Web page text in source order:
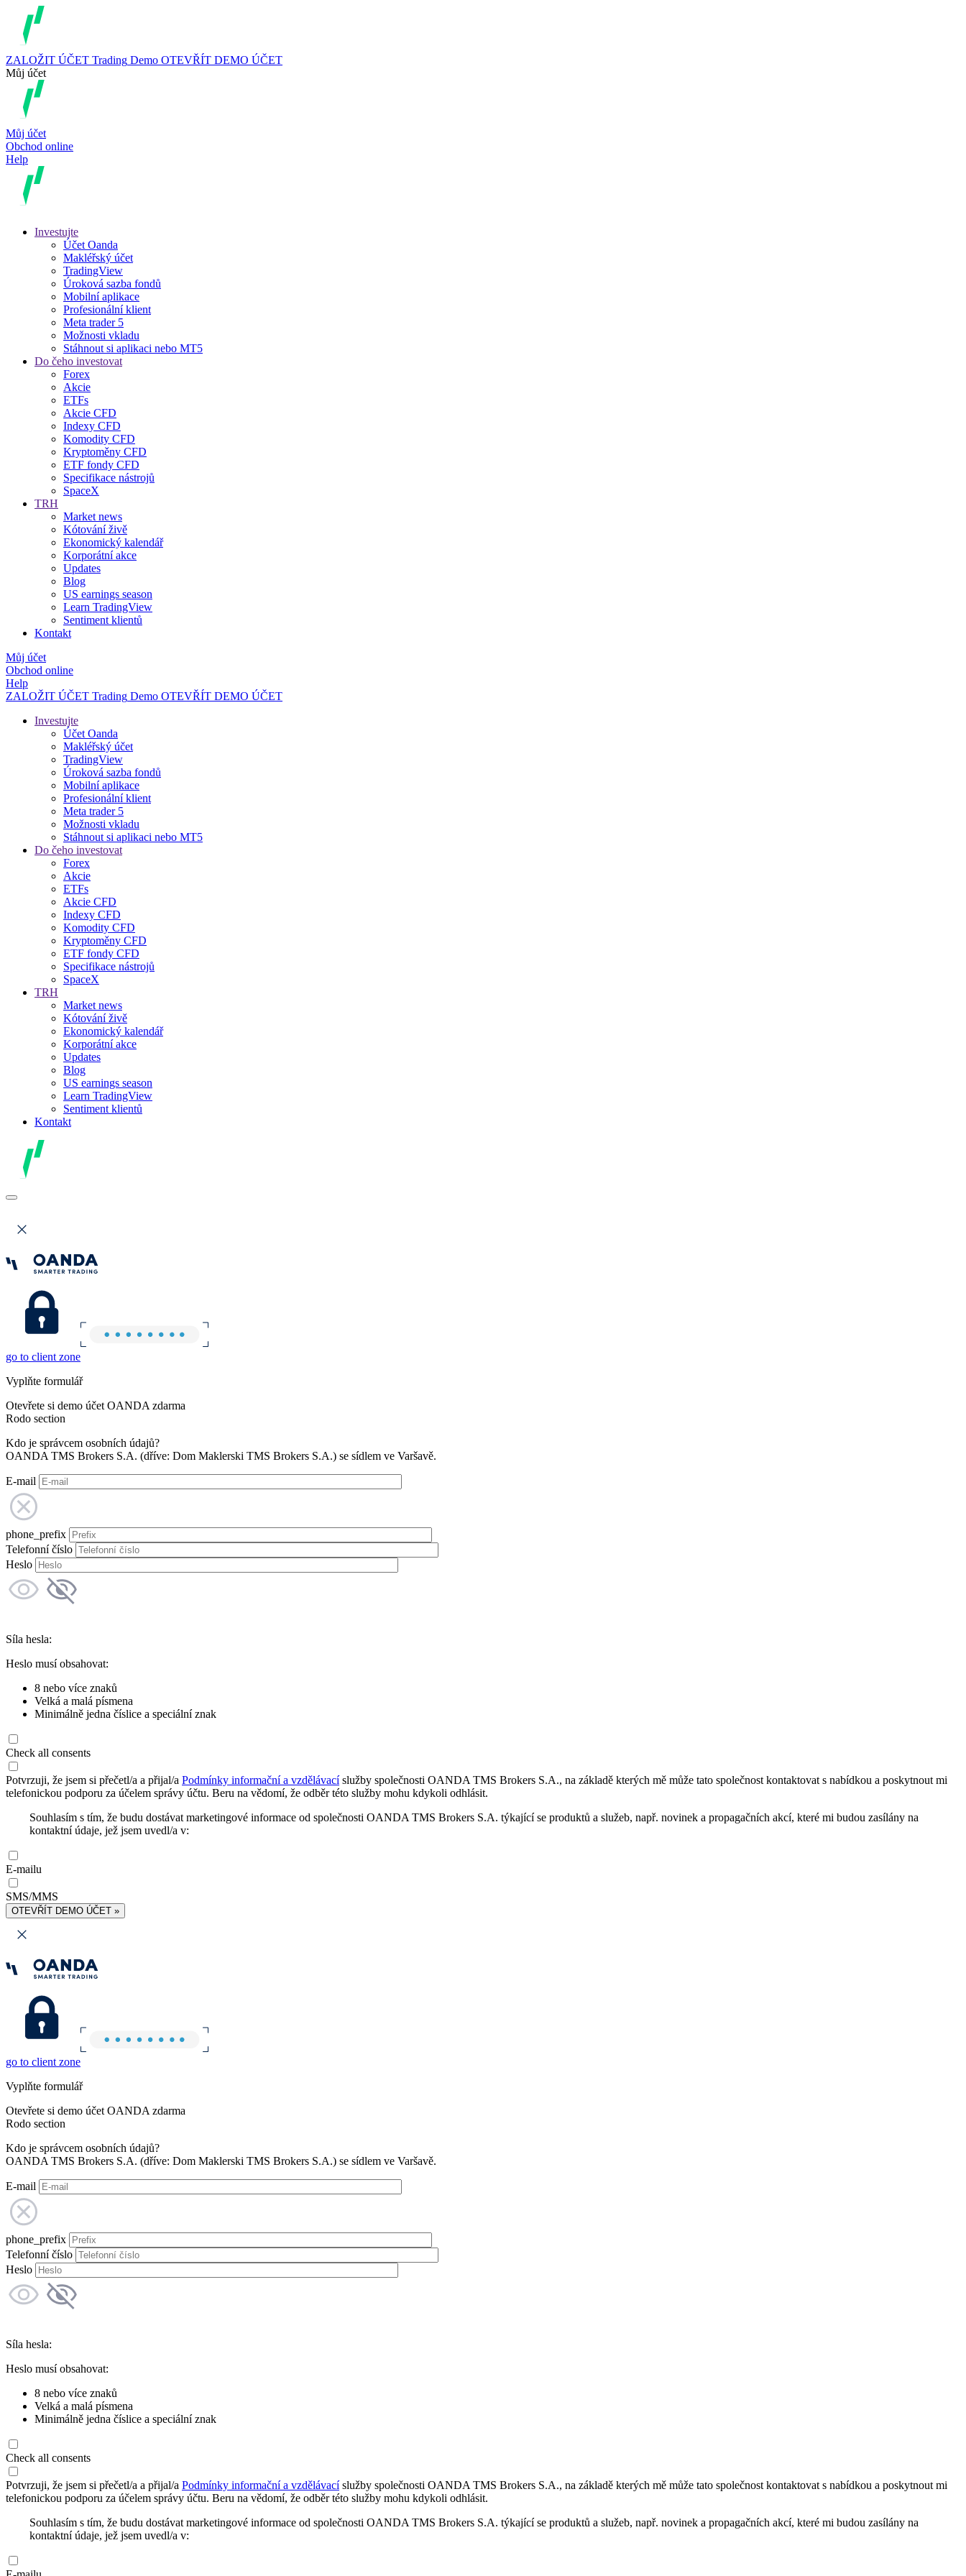
ZALOŽIT ÚČET Trading Demo OTEVŘÍT DEMO ÚČET
Můj účet
Můj účet
Obchod online
Help
Investujte
Účet Oanda
Makléřský účet
TradingView
Úroková sazba fondů
Mobilní aplikace
Profesionální klient
Meta trader 5
Možnosti vkladu
Stáhnout si aplikaci nebo MT5
Do čeho investovat
Forex
Akcie
ETFs
Akcie CFD
Indexy CFD
Komodity CFD
Kryptoměny CFD
ETF fondy CFD
Specifikace nástrojů
SpaceX
TRH
Market news
Kótování živě
Ekonomický kalendář
Korporátní akce
Updates
Blog
US earnings season
Learn TradingView
Sentiment klientů
Kontakt
Můj účet
Obchod online
Help
ZALOŽIT ÚČET Trading Demo OTEVŘÍT DEMO ÚČET
Investujte
Účet Oanda
Makléřský účet
TradingView
Úroková sazba fondů
Mobilní aplikace
Profesionální klient
Meta trader 5
Možnosti vkladu
Stáhnout si aplikaci nebo MT5
Do čeho investovat
Forex
Akcie
ETFs
Akcie CFD
Indexy CFD
Komodity CFD
Kryptoměny CFD
ETF fondy CFD
Specifikace nástrojů
SpaceX
TRH
Market news
Kótování živě
Ekonomický kalendář
Korporátní akce
Updates
Blog
US earnings season
Learn TradingView
Sentiment klientů
Kontakt
go to client zone
Vyplňte formulář
Otevřete si demo účet OANDA zdarma
Rodo section
Kdo je správcem osobních údajů?
OANDA TMS Brokers S.A. (dříve: Dom Maklerski TMS Brokers S.A.) se sídlem ve Varšavě.
E-mail
phone_prefix
Telefonní číslo
Heslo
Síla hesla:
Heslo musí obsahovat:
8 nebo více znaků
Velká a malá písmena
Minimálně jedna číslice a speciální znak
Check all consents
Potvrzuji, že jsem si přečetl/a a přijal/a Podmínky informační a vzdělávacíslužby společnosti OANDA TMS Brokers S.A., na základě kterých mě může tato společnost kontaktovat s nabídkou a poskytnout mi
telefonickou podporu za účelem správy účtu. Beru na vědomí, že odběr této služby mohu kdykoli odhlásit.
Souhlasím s tím, že budu dostávat marketingové informace od společnosti OANDA TMS Brokers S.A. týkající se produktů a služeb, např. novinek a propagačních akcí, které mi budou zasílány na
kontaktní údaje, jež jsem uvedl/a v:
E-mailu
SMS/MMS
OTEVŘÍT DEMO ÚČET »
go to client zone
Vyplňte formulář
Otevřete si demo účet OANDA zdarma
Rodo section
Kdo je správcem osobních údajů?
OANDA TMS Brokers S.A. (dříve: Dom Maklerski TMS Brokers S.A.) se sídlem ve Varšavě.
E-mail
phone_prefix
Telefonní číslo
Heslo
Síla hesla:
Heslo musí obsahovat:
8 nebo více znaků
Velká a malá písmena
Minimálně jedna číslice a speciální znak
Check all consents
Potvrzuji, že jsem si přečetl/a a přijal/a Podmínky informační a vzdělávacíslužby společnosti OANDA TMS Brokers S.A., na základě kterých mě může tato společnost kontaktovat s nabídkou a poskytnout mi
telefonickou podporu za účelem správy účtu. Beru na vědomí, že odběr této služby mohu kdykoli odhlásit.
Souhlasím s tím, že budu dostávat marketingové informace od společnosti OANDA TMS Brokers S.A. týkající se produktů a služeb, např. novinek a propagačních akcí, které mi budou zasílány na
kontaktní údaje, jež jsem uvedl/a v: